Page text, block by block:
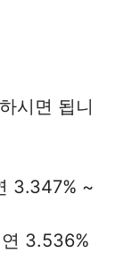
시면 됩니
3.347% ~
3.536%